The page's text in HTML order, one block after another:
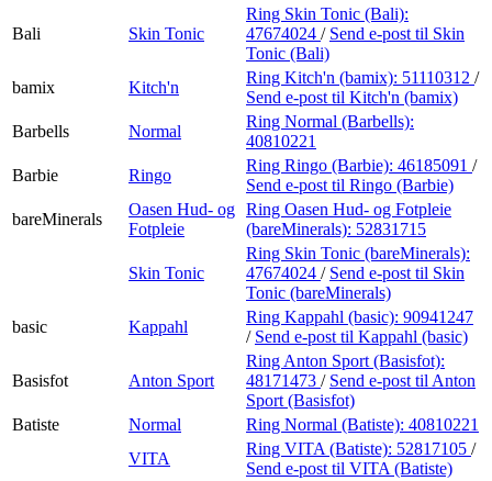
Bali Skin Tonic
Ring Skin Tonic (Bali):
47674024 / Send e-post til Skin
Tonic (Bali)
bamix
Kitch'n
Ring Kitch'n (bamix): 51110312 /
Send e-post til Kitch'n (bamix)
Barbells
Normal
Ring Normal (Barbells):
40810221
Barbie
Ringo
Ring Ringo (Barbie): 46185091 /
Send e-post til Ringo (Barbie)
bareMinerals
Oasen Hud- og
Fotpleie
Ring Oasen Hud- og Fotpleie
(bareMinerals): 52831715
Skin Tonic
Ring Skin Tonic (bareMinerals):
47674024 / Send e-post til Skin
Tonic (bareMinerals)
basic
Kappahl
Ring Kappahl (basic): 90941247
/ Send e-post til Kappahl (basic)
Basisfot Anton Sport
Ring Anton Sport (Basisfot):
48171473 / Send e-post til Anton
Sport (Basisfot)
Batiste
Normal Ring Normal (Batiste): 40810221
VITA
Ring VITA (Batiste): 52817105 /
Send e-post til VITA (Batiste)